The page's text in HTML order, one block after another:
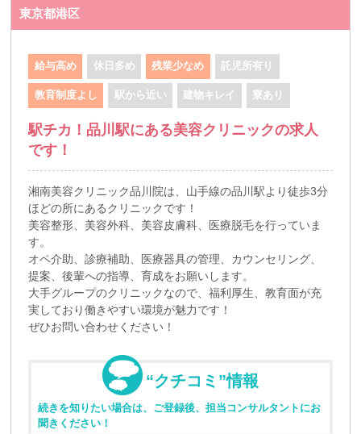
東京都港区
給与高め 休日多め 残業少なめ 託児所有り
教育制度よし 駅から近い 建物キレイ 寮あり
駅チカ！品川駅にある美容クリニックの求人
です！
湘南美容クリニック品川院は、山手線の品川駅より徒歩3分
ほどの所にあるクリニックです！
美容整形、美容外科、美容皮膚科、医療脱毛を行っていま
す。
オペ介助、診療補助、医療器具の管理、カウンセリング、
提案、後輩への指導、育成をお願いします。
大手グループのクリニックなので、福利厚生、教育面が充
実しており働きやすい環境が魅力です！
ぜひお問い合わせください！
“クチコミ”情報
続きを知りたい場合は、ご登録後、担当コンサルタントにお
聞きください！